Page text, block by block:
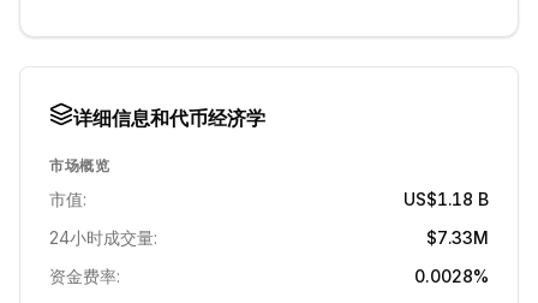
详细信息和代币经济学
市场概览
市值:
US$1.18 B
24小时成交量:
$7.33M
资金费率:
0.0028%